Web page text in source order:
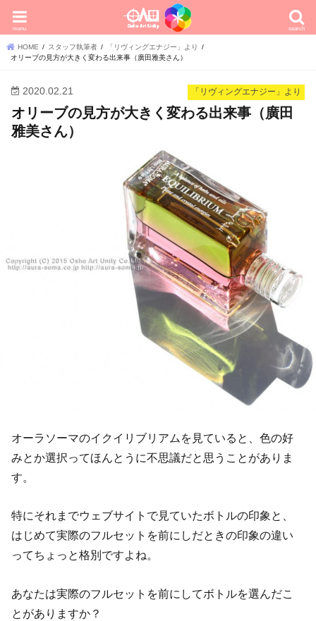
search
menu
HOME スタッフ執筆者
「リヴィングエナジー」より
オリーブの見方が大きく変わる出来事（廣田雅美さん）
「リヴィングエナジー」より
2020.02.21
オリーブの見方が大きく変わる出来事（廣田
雅美さん）
オーラソーマのイクイリブリアムを見ていると、色の好
みとか選択ってほんとうに不思議だと思うことがありま
す。
特にそれまでウェブサイトで見ていたボトルの印象と、
はじめて実際のフルセットを前にしだときの印象の違い
ってちょっと格別ですよね。
あなたは実際のフルセットを前にしてボトルを選んだこ
とがありますか？